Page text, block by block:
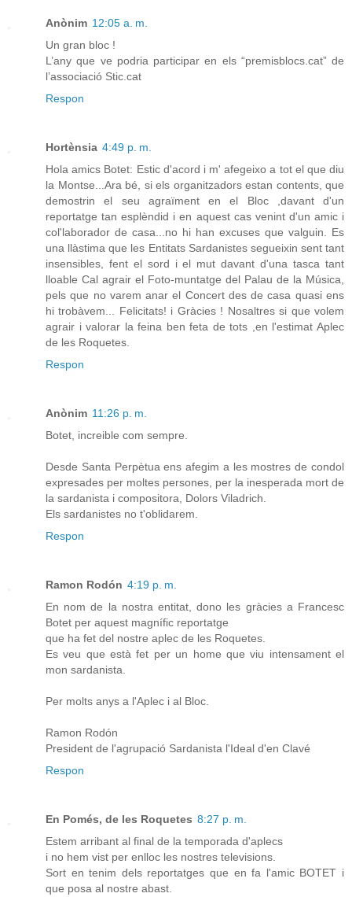
Anònim 12:05 a. m.
Un gran bloc !
L’any que ve podria participar en els “premisblocs.cat” de
l’associació Stic.cat
Respon
Hortènsia 4:49 p. m.
Hola amics Botet: Estic d'acord i m' afegeixo a tot el que diu
la Montse...Ara bé, si els organitzadors estan contents, que
demostrin el seu agraïment en el Bloc ,davant d'un
reportatge tan esplèndid i en aquest cas venint d'un amic i
col'laborador de casa...no hi han excuses que valguin. Es
una llàstima que les Entitats Sardanistes segueixin sent tant
insensibles, fent el sord i el mut davant d'una tasca tant
lloable Cal agrair el Foto-muntatge del Palau de la Música,
pels que no varem anar el Concert des de casa quasi ens
hi trobàvem... Felicitats! i Gràcies ! Nosaltres si que volem
agrair i valorar la feina ben feta de tots ,en l'estimat Aplec
de les Roquetes.
Respon
Anònim 11:26 p. m.
Botet, increible com sempre.
Desde Santa Perpètua ens afegim a les mostres de condol
expresades per moltes persones, per la inesperada mort de
la sardanista i compositora, Dolors Viladrich.
Els sardanistes no t'oblidarem.
Respon
Ramon Rodón 4:19 p. m.
En nom de la nostra entitat, dono les gràcies a Francesc
Botet per aquest magnífic reportatge
que ha fet del nostre aplec de les Roquetes.
Es veu que està fet per un home que viu intensament el
mon sardanista.
Per molts anys a l'Aplec i al Bloc.
Ramon Rodón
President de l'agrupació Sardanista l'Ideal d'en Clavé
Respon
En Pomés, de les Roquetes 8:27 p. m.
Estem arribant al final de la temporada d'aplecs
i no hem vist per enlloc les nostres televisions.
Sort en tenim dels reportatges que en fa l'amic BOTET i
que posa al nostre abast.